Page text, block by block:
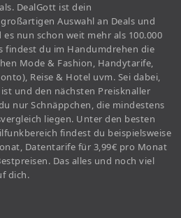
DealGott ist dein
Auswahl an Deals und
es nun schon weit mehr als 100.000
findest du im Handumdrehen die
Mode & Fashion, Handytarife,
Reise & Hotel uvm. Sei dabei,
und den nächsten Preisknaller
nur Schnäppchen, die mindestens
liegen. Unter den besten
findest du beispielsweise
Datentarife für 3,99€ pro Monat
Das alles und noch viel
dich.